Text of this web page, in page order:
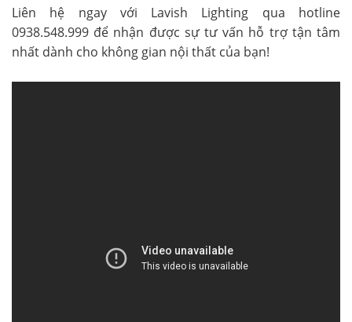
Liên hệ ngay với Lavish Lighting qua hotline
0938.548.999 để nhận được sự tư vấn hỗ trợ tận tâm
nhất dành cho không gian nội thất của bạn!